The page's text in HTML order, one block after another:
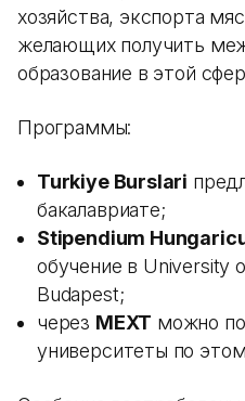
хозяйства, экспорта
желающих получить
образование в этой
Программы:
Turkiye Burslari
бакалавриате;
Stipendium
обучение в University
Budapest;
через MEXT можно
университеты по